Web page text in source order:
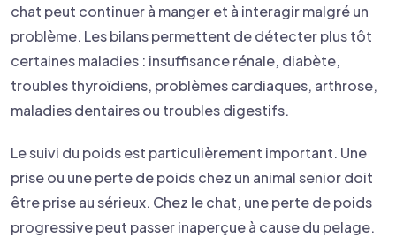
chat peut continuer à manger et à interagir malgré un
problème. Les bilans permettent de détecter plus tôt
certaines maladies : insuffisance rénale, diabète,
troubles thyroïdiens, problèmes cardiaques, arthrose,
maladies dentaires ou troubles digestifs.
Le suivi du poids est particulièrement important. Une
prise ou une perte de poids chez un animal senior doit
être prise au sérieux. Chez le chat, une perte de poids
progressive peut passer inaperçue à cause du pelage.